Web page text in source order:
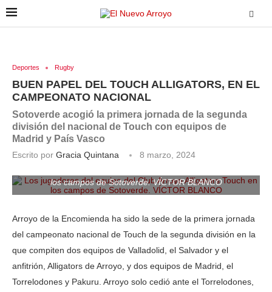
Deportes Rugby
BUEN PAPEL DEL TOUCH ALLIGATORS, EN EL
CAMPEONATO NACIONAL
Sotoverde acogió la primera jornada de la segunda
división del nacional de Touch con equipos de
Madrid y País Vasco
Escrito por Gracia Quintana
8 marzo, 2024
los campos de Sotoverde. VÍCTOR BLANCO
Arroyo de la Encomienda ha sido la sede de la primera jornada
del campeonato nacional de Touch de la segunda división en la
que compiten dos equipos de Valladolid, el Salvador y el
anfitrión, Alligators de Arroyo, y dos equipos de Madrid, el
Torrelodones y Pakuru. Arroyo solo cedió ante el Torrelodones,